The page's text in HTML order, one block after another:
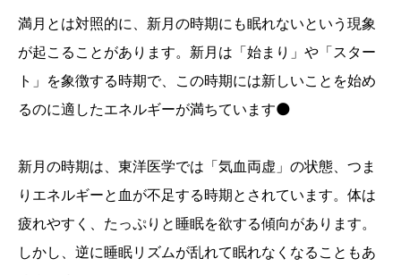
満月とは対照的に、新月の時期にも眠れないという現象
が起こることがあります。新月は「始まり」や「スター
ト」を象徴する時期で、この時期には新しいことを始め
るのに適したエネルギーが満ちています🌑
新月の時期は、東洋医学では「気血両虚」の状態、つま
りエネルギーと血が不足する時期とされています。体は
疲れやすく、たっぷりと睡眠を欲する傾向があります。
しかし、逆に睡眠リズムが乱れて眠れなくなることもあ